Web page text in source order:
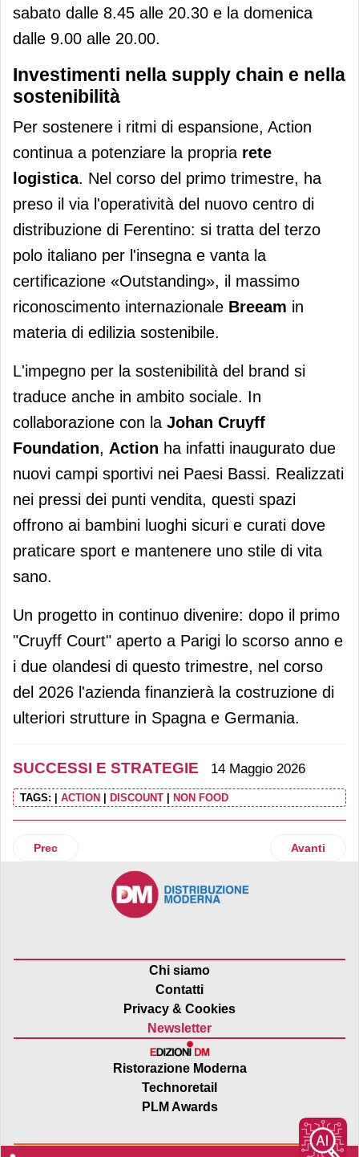
sabato dalle 8.45 alle 20.30 e la domenica
dalle 9.00 alle 20.00.
Investimenti nella supply chain e nella
sostenibilità
Per sostenere i ritmi di espansione, Action
continua a potenziare la propria rete
logistica. Nel corso del primo trimestre, ha
preso il via l'operatività del nuovo centro di
distribuzione di Ferentino: si tratta del terzo
polo italiano per l'insegna e vanta la
certificazione «Outstanding», il massimo
riconoscimento internazionale Breeam in
materia di edilizia sostenibile.
L'impegno per la sostenibilità del brand si
traduce anche in ambito sociale. In
collaborazione con la Johan Cruyff
Foundation, Action ha infatti inaugurato due
nuovi campi sportivi nei Paesi Bassi. Realizzati
nei pressi dei punti vendita, questi spazi
offrono ai bambini luoghi sicuri e curati dove
praticare sport e mantenere uno stile di vita
sano.
Un progetto in continuo divenire: dopo il primo
"Cruyff Court" aperto a Parigi lo scorso anno e
i due olandesi di questo trimestre, nel corso
del 2026 l'azienda finanzierà la costruzione di
ulteriori strutture in Spagna e Germania.
SUCCESSI E STRATEGIE 14 Maggio 2026
TAGS: ACTION DISCOUNT NON FOOD
Articolo precedente: Nova Coop: nel 2025 utile netto di
Prec Articolo
Avanti
Chi siamo
Contatti
Privacy & Cookies
Newsletter
Ristorazione Moderna
Technoretail
PLM Awards